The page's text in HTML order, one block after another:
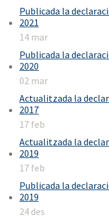
Publicada la
2021
14 mar
Publicada la
2020
02 mar
Actualitzada la
2017
17 feb
Actualitzada la
2019
17 feb
Publicada la
2019
24 des